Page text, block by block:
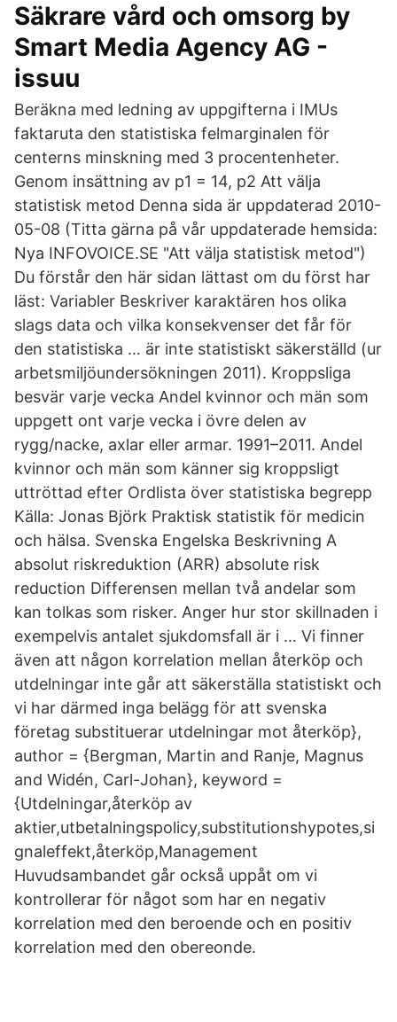
Säkrare vård och omsorg by
Smart Media Agency AG -
issuu
Beräkna med ledning av uppgifterna i IMUs
faktaruta den statistiska felmarginalen för
centerns minskning med 3 procentenheter.
Genom insättning av p1 = 14, p2 Att välja
statistisk metod Denna sida är uppdaterad 2010-
05-08 (Titta gärna på vår uppdaterade hemsida:
Nya INFOVOICE.SE "Att välja statistisk metod")
Du förstår den här sidan lättast om du först har
läst: Variabler Beskriver karaktären hos olika
slags data och vilka konsekvenser det får för
den statistiska … är inte statistiskt säkerställd (ur
arbetsmiljöundersökningen 2011). Kroppsliga
besvär varje vecka Andel kvinnor och män som
uppgett ont varje vecka i övre delen av
rygg/nacke, axlar eller armar. 1991–2011. Andel
kvinnor och män som känner sig kroppsligt
uttröttad efter Ordlista över statistiska begrepp
Källa: Jonas Björk Praktisk statistik för medicin
och hälsa. Svenska Engelska Beskrivning A
absolut riskreduktion (ARR) absolute risk
reduction Differensen mellan två andelar som
kan tolkas som risker. Anger hur stor skillnaden i
exempelvis antalet sjukdomsfall är i … Vi finner
även att någon korrelation mellan återköp och
utdelningar inte går att säkerställa statistiskt och
vi har därmed inga belägg för att svenska
företag substituerar utdelningar mot återköp},
author = {Bergman, Martin and Ranje, Magnus
and Widén, Carl-Johan}, keyword =
{Utdelningar,återköp av
aktier,utbetalningspolicy,substitutionshypotes,si
gnaleffekt,återköp,Management
Huvudsambandet går också uppåt om vi
kontrollerar för något som har en negativ
korrelation med den beroende och en positiv
korrelation med den obereonde.